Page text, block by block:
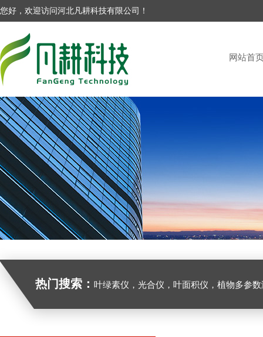
您好，欢迎访问河北凡耕科技有限公司！
网站首
热门搜索： 叶绿素仪，光合仪，叶面积仪，植物多参数测量仪，